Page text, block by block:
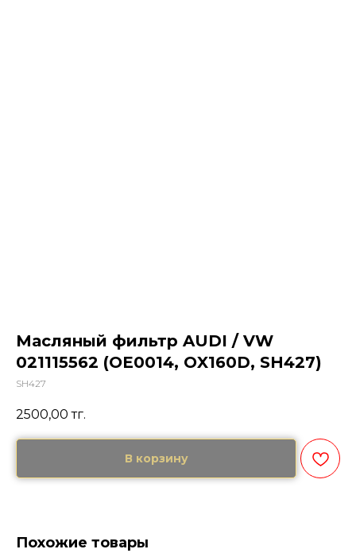
Масляный фильтр AUDI / VW
021115562 (OE0014, OX160D, SH427)
SH427
2500,00 тг.
В корзину
Похожие товары